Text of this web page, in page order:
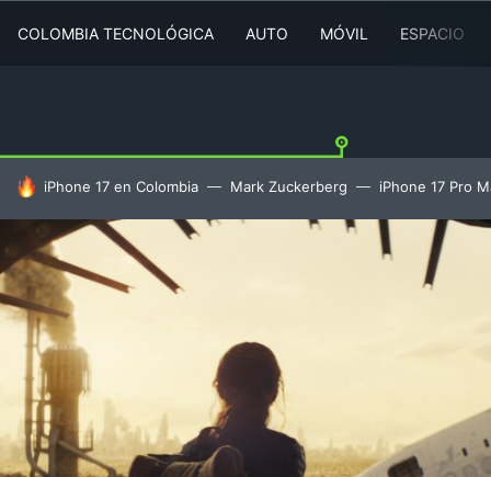
COLOMBIA TECNOLÓGICA AUTO MÓVIL ESPACIO
HOY SE HABLA DE
iPhone 17 en Colombia Mark Zuckerberg iPhone 17 Pro